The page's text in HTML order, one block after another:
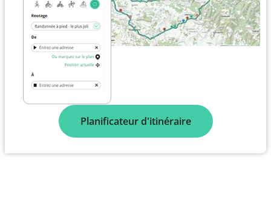
Planificateur d'itinéraire